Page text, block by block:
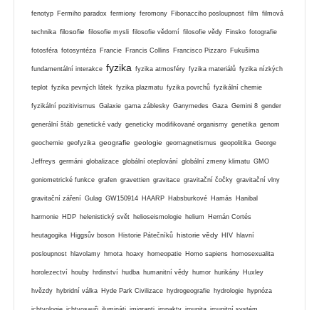
fenotyp Fermiho paradox fermiony feromony Fibonacciho posloupnost film filmová
technika filosofie filosofie mysli filosofie vědomí filosofie vědy Finsko fotografie
fotosféra fotosyntéza Francie Francis Collins Francisco Pizzaro Fukušima
fundamentální interakce fyzika fyzika atmosféry fyzika materiálů fyzika nízkých
teplot fyzika pevných látek fyzika plazmatu fyzika povrchů fyzikální chemie
fyzikální pozitivismus Galaxie gama záblesky Ganymedes Gaza Gemini 8 gender
generální štáb genetické vady geneticky modifikované organismy genetika genom
geochemie geofyzika geografie geologie geomagnetismus geopolitika George
Jeffreys germáni globalizace globální oteplování globální zmeny klimatu GMO
goniometrické funkce grafen gravettien gravitace gravitační čočky gravitační vlny
gravitační záření Gulag GW150914 HAARP Habsburkové Hamás Hanibal
harmonie HDP helenistický svět helioseismologie helium Hernán Cortés
heutagogika Higgsův boson Historie Pátečníků historie vědy HIV hlavní
posloupnost hlavolamy hmota hoaxy homeopatie Homo sapiens homosexualita
horolezectví houby hrdinství hudba humanitní vědy humor hurikány Huxley
hvězdy hybridní válka Hyde Park Civilizace hydrogeografie hydrologie hypnóza